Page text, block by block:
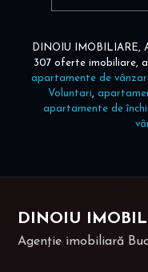
DINOIU IMOBILIARE,
307 oferte imobiliare,
apartamente de
Voluntari,
apartamente de
DINOIU
Agenție imobiliară